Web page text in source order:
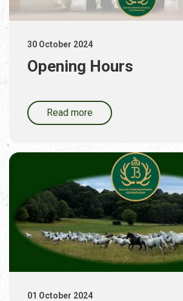
30 October 2024
Opening Hours
Read more
01 October 2024